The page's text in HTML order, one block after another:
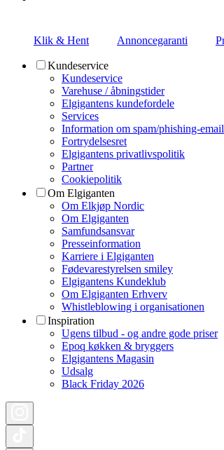
Klik & Hent Annoncegaranti
Kundeservice
Kundeservice
Varehuse / åbningstider
Elgigantens kundefordele
Services
Information om spam/phishing-
Fortrydelsesret
Elgigantens privatlivspolitik
Partner
Cookiepolitik
Om Elgiganten
Om Elkjøp Nordic
Om Elgiganten
Samfundsansvar
Presseinformation
Karriere i Elgiganten
Fødevarestyrelsen smiley
Elgigantens Kundeklub
Om Elgiganten Erhverv
Whistleblowing i organisationen
Inspiration
Ugens tilbud - og andre gode priser
Epoq køkken & bryggers
Elgigantens Magasin
Udsalg
Black Friday 2026